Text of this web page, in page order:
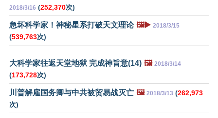
2018/3/16 (252,370次)
急坏科学家！神秘星系打破天文理论 🖼️▶️ 2018/3/15
(539,763次)
大科学家往返天堂地狱 完成神旨意(14) 🖼️ 2018/3/14
(173,728次)
川普解雇国务卿与中共被贸易战灭亡 🖼️ 2018/3/13 (262,973
次)